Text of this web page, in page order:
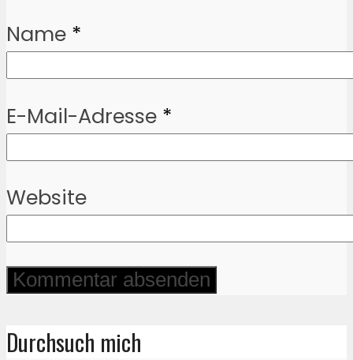
Name *
E-Mail-Adresse *
Website
Durchsuch mich